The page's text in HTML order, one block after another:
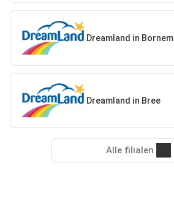
Dreamland in Bornem
Dreamland in Bree
Alle filialen